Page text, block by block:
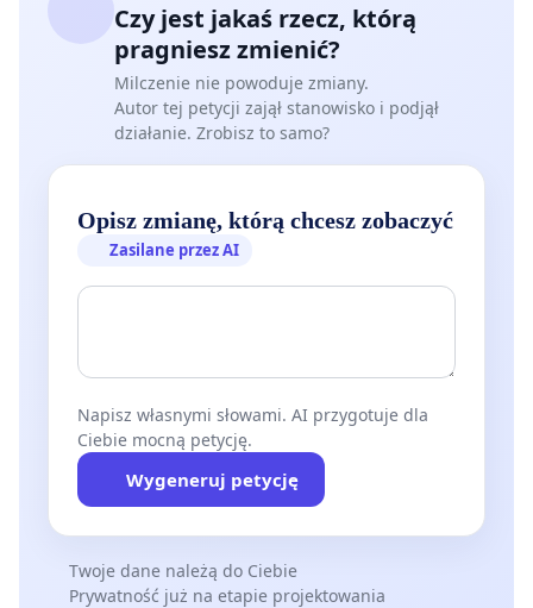
Czy jest jakaś rzecz, którą
pragniesz zmienić?
Milczenie nie powoduje zmiany.
Autor tej petycji zajął stanowisko i podjął
działanie. Zrobisz to samo?
Opisz zmianę, którą chcesz zobaczyć
Zasilane przez AI
Napisz własnymi słowami. AI przygotuje dla
Ciebie mocną petycję.
Wygeneruj petycję
Twoje dane należą do Ciebie
Prywatność już na etapie projektowania